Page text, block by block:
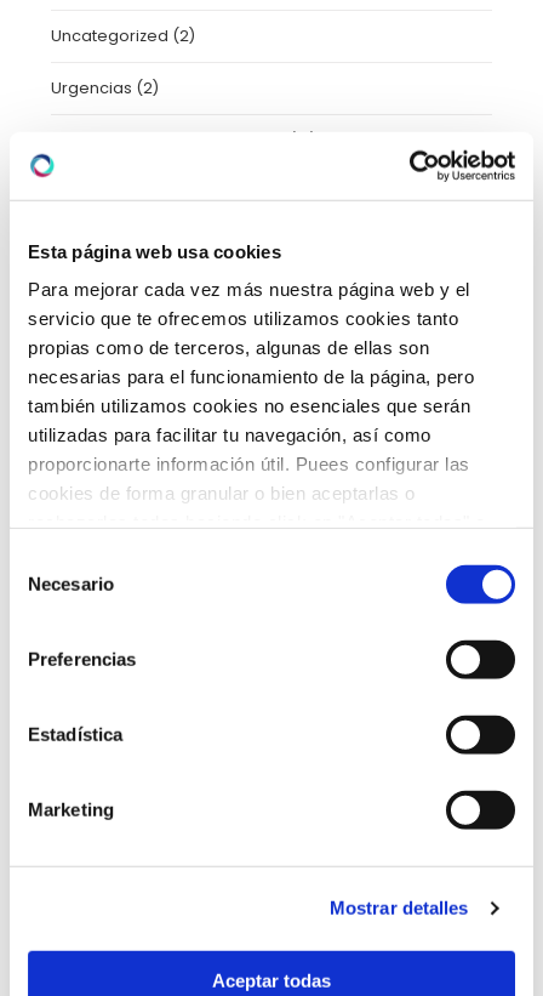
Esta página web usa cookies
Para mejorar cada vez más nuestra página web y el
servicio que te ofrecemos utilizamos cookies tanto
propias como de terceros, algunas de ellas son
necesarias para el funcionamiento de la página, pero
también utilizamos cookies no esenciales que serán
utilizadas para facilitar tu navegación, así como
proporcionarte información útil. Puees configurar las
cookies de forma granular o bien aceptarlas o
política de cookies
Necesario
Preferencias
Estadística
Marketing
Mostrar detalles
Aceptar todas
Uncategorized (2)
Urgencias (2)
ARCHIVO
febrero 2026(5)
enero 2026(5)
diciembre 2025 (5)
octubre 2025
julio 2025
junio 2025
marzo 2025(8)